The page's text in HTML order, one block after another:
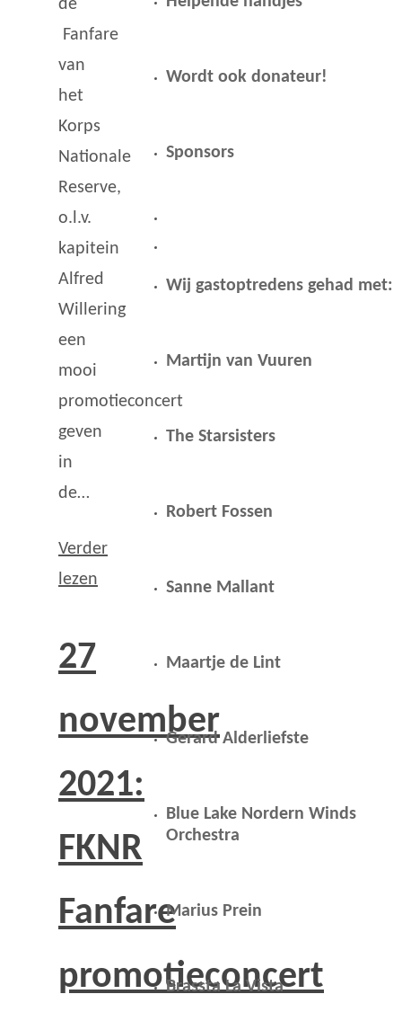
de
Fanfare
van
het
Korps
Nationale
Reserve,
o.l.v.
kapitein
Alfred
Willering
een
mooi
promotieconcert
geven
in
de…
Verder
lezen
27
november
2021:
FKNR
Fanfare
promotieconcert
Wordt ook donateur!
Sponsors
Wij gastoptredens gehad met:
Martijn van Vuuren
The Starsisters
Robert Fossen
Sanne Mallant
Maartje de Lint
Gerard Alderliefste
Blue Lake Nordern Winds
Orchestra
Marius Prein
Brassta La Vista